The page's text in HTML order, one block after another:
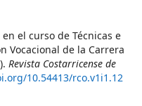
el curso de Técnicas e
Vocacional de la Carrera
Revista Costarricense de
10.54413/rco.v1i1.12